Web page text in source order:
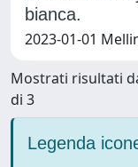
bianca.
2023-01-01
Mostrati risultati
di 3
Legenda